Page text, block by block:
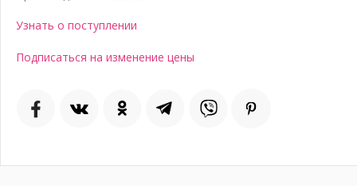
Узнать о поступлении
Подписаться на изменение цены